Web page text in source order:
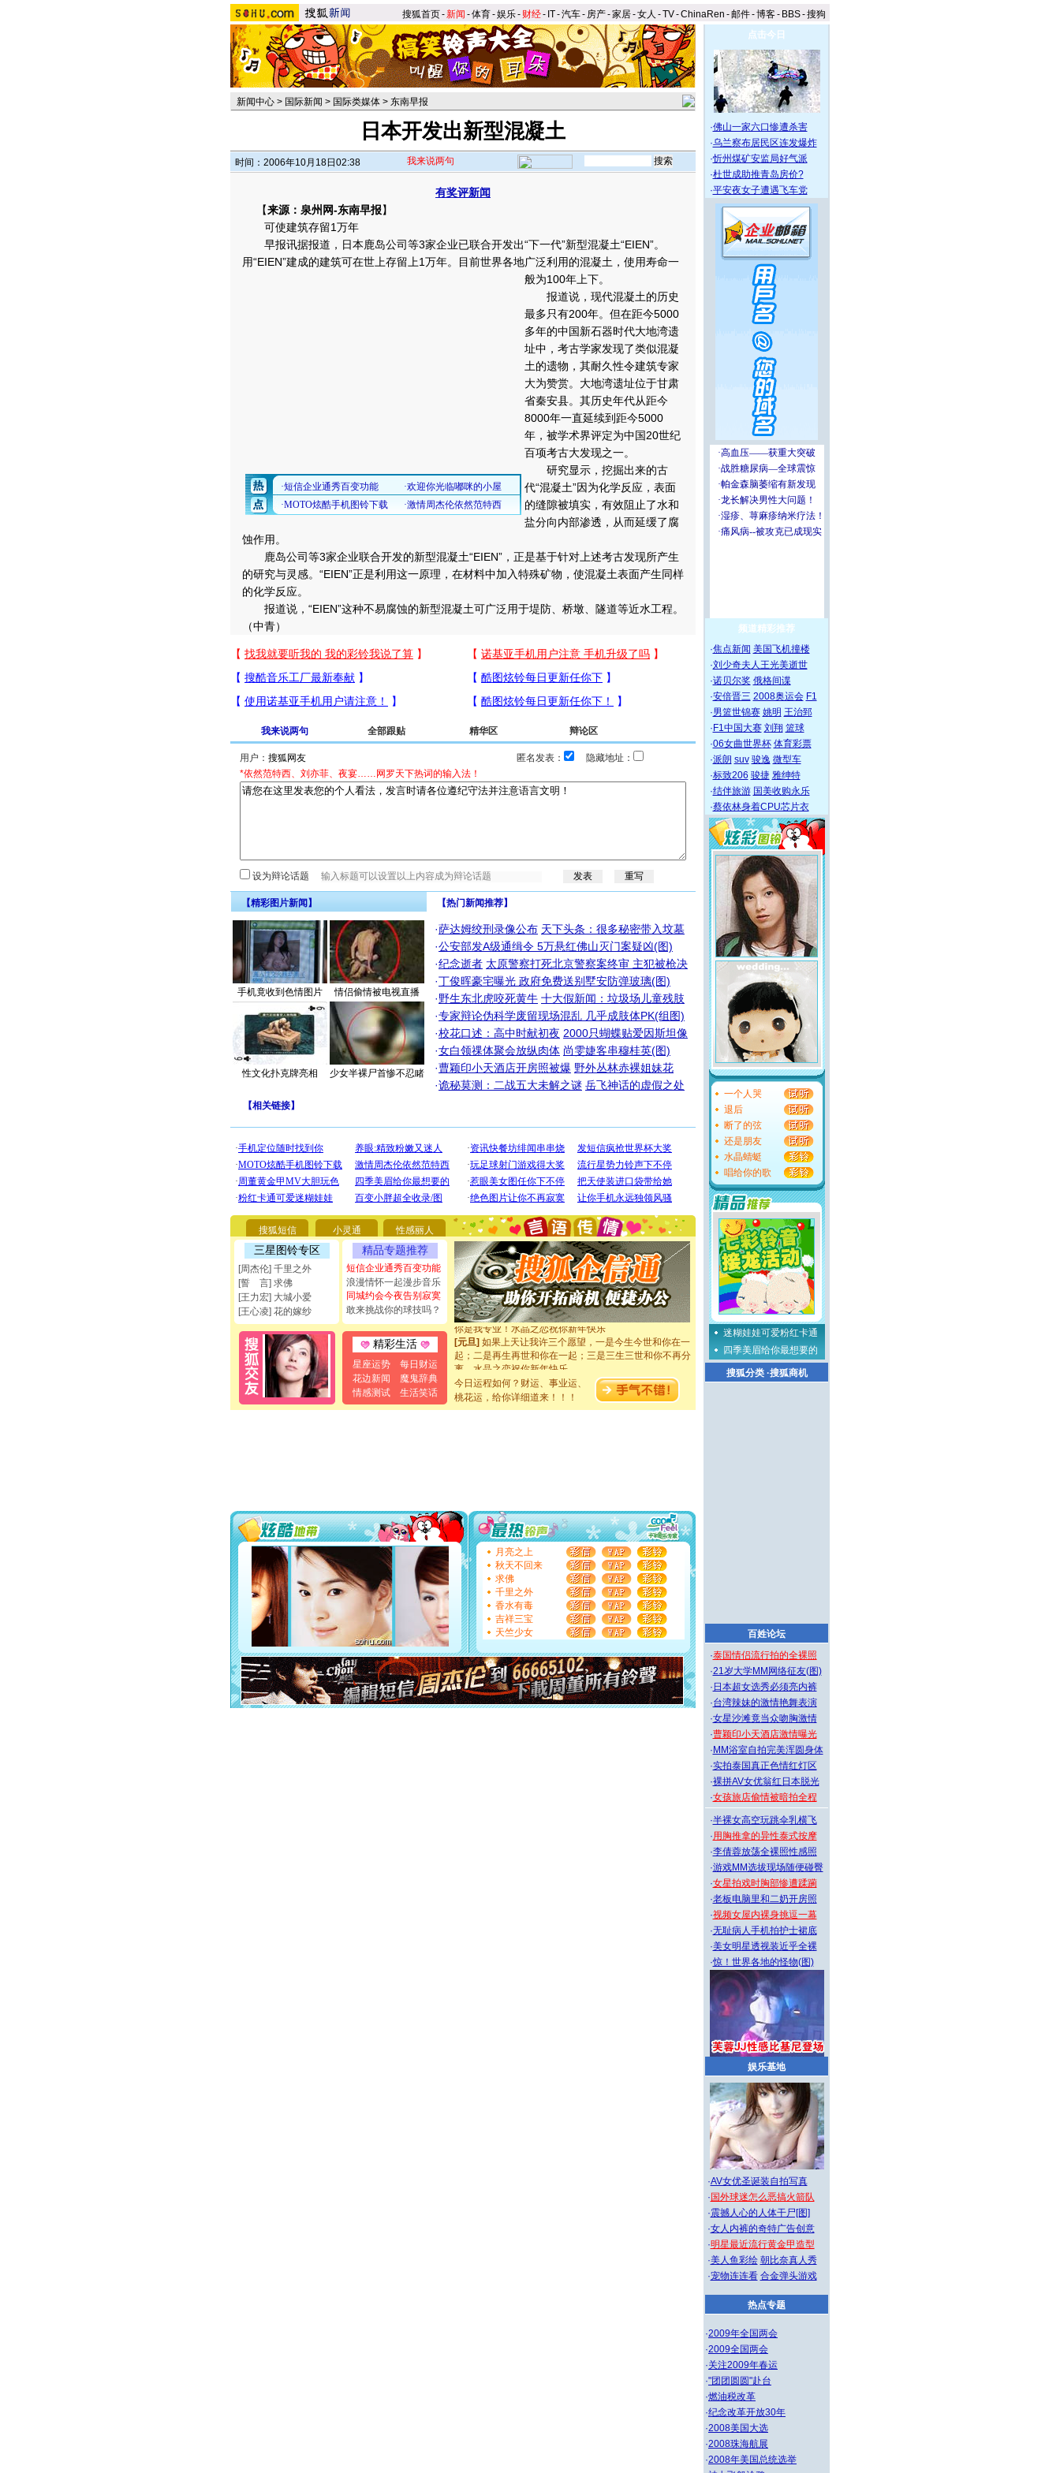
搜狐首页-新闻 -体育-娱乐- 财经- IT-汽车- 房产-家居-女人 -TV-ChinaRen -邮件-博客- BBS-搜狗
新闻中心 > 国际新闻 > 国际类媒体 > 东南早报
日本开发出新型混凝土
时间：2006年10月18日02:38 我来说两句
有奖评新闻
【来源：泉州网-东南早报】
可使建筑存留1万年
早报讯据报道，日本鹿岛公司等3家企业已联合开发出“下一代”新型混凝土“EIEN”。
用“EIEN”建成的建筑可在世上存留上1万年。目前世界各地广泛利用的混凝土，使用寿命一
般为100年上下。
报道说，现代混凝土的历史
最多只有200年。但在距今5000
多年的中国新石器时代大地湾遗
址中，考古学家发现了类似混凝
土的遗物，其耐久性令建筑专家
大为赞赏。大地湾遗址位于甘肃
省秦安县。其历史年代从距今
8000年一直延续到距今5000
年，被学术界评定为中国20世纪
百项考古大发现之一。
研究显示，挖掘出来的古
代“混凝土”因为化学反应，表面
的缝隙被填实，有效阻止了水和
盐分向内部渗透，从而延缓了腐
蚀作用。
鹿岛公司等3家企业联合开发的新型混凝土“EIEN”，正是基于针对上述考古发现所产生
的研究与灵感。“EIEN”正是利用这一原理，在材料中加入特殊矿物，使混凝土表面产生同样
的化学反应。
报道说，“EIEN”这种不易腐蚀的新型混凝土可广泛用于堤防、桥墩、隧道等近水工程。
（中青）
我来说两句 全部跟贴 精华区 辩论区
用户： 匿名发表：
隐藏地址：
*依然范特西、刘亦菲、夜宴……网罗天下热词的输入法！
设为辩论话题
【精彩图片新闻】
手机竟收到色情图片 情侣偷情被电视直播
性文化扑克牌亮相 少女半裸尸首惨不忍睹
【热门新闻推荐】
·萨达姆绞刑录像公布 天下头条：很多秘密带入坟墓
·公安部发A级通缉令 5万悬红佛山灭门案疑凶(图)
·纪念逝者 太原警察打死北京警察案终审 主犯被枪决
·丁俊晖豪宅曝光 政府免费送别墅安防弹玻璃(图)
·野生东北虎咬死黄牛 十大假新闻：垃圾场儿童残肢
·专家辩论伪科学废留现场混乱 几乎成肢体PK(组图)
·校花口述：高中时献初夜 2000只蝴蝶贴爱因斯坦像
·女白领祼体聚会放纵肉体 尚雯婕客串穆桂英(图)
·曹颖印小天酒店开房照被爆 野外丛林赤裸姐妹花
·诡秘莫测：二战五大未解之谜 岳飞神话的虚假之处
【相关链接】
搜狐短信 小灵通 性感丽人
三星图铃专区
[周杰伦] 千里之外
[誓 言] 求佛
[王力宏] 大城小爱
[王心凌] 花的嫁纱
精品专题推荐
短信企业通秀百变功能
浪漫情怀一起漫步音乐
同城约会今夜告别寂寞
敢来挑战你的球技吗？
精彩生活
星座运势
每日财运
花边新闻
魔鬼辞典
情感测试
生活笑话
[圣诞节]圣诞节到了，想想没什么送给你的，又不打算给
你太多，只有给你五千万：千万快乐！千万要健康！千万
要平安！千万要知足！千万不要忘记我！
[圣诞节]不只这样的日子才会想起你,而是这样的日子才
能正大光明地骚扰你,告诉你,圣诞要快乐!新年要快乐!天天
都要快乐噢!
[圣诞节]奉上一颗祝福的心,在这个特别的日子里,愿幸福,
如意,快乐,鲜花,一切美好的祝愿与你同在.圣诞快乐!
[元旦]看到你我会触电；看不到你我要充电；没有你我会
断电。爱你是我职业，想你是我事业，抱你是我特长，吻
你是我专业！水晶之恋祝你新年快乐
[元旦]如果上天让我许三个愿望，一是今生今世和你在一
起；二是再生再世和你在一起；三是三生三世和你不再分
离。水晶之恋祝你新年快乐
当我狠下心扭头离去那一刻，你在我身后无助地哭
泣，这痛楚让我明白我多么爱你。我转身抱住你：这猪不
卖了。水晶之恋祝你新年快乐。
你太多，只有给你五千万：千万快乐！千万要健康！千万
要平安！千万要知足！千万不要忘记我！
[圣诞节]不只这样的日子才会想起你,而是这样的日子才
能正大光明地骚扰你,告诉你,圣诞要快乐!新年要快乐!天天
都要快乐噢!
[圣诞节]奉上一颗祝福的心,在这个特别的日子里,愿幸福,
如意,快乐,鲜花,一切美好的祝愿与你同在.圣诞快乐!
[元旦]
看到你我会触电；看不到你我要充电；没有你我会
断电。爱你是我职业，想你是我事业，抱你是我特长，吻
你是我专业！水晶之恋祝你新年快乐
[元旦] 如果上天让我许三个愿望，一是今生今世和你在一
起；二是再生再世和你在一起；三是三生三世和你不再分
离。水晶之恋祝你新年快乐
[元旦]当我狠下心扭头离去那一刻，你在我身后无助地哭
泣，这痛楚让我明白我多么爱你。我转身抱住你：这猪不
卖了。水晶之恋祝你新年快乐。
今日运程如何？财运、事业运、
桃花运，给你详细道来！！！
月亮之上
秋天不回来
求佛
千里之外
香水有毒
吉祥三宝
天竺少女
点击今日
·佛山一家六口惨遭杀害
·乌兰察布居民区连发爆炸
·忻州煤矿安监局好气派
·杜世成助推青岛房价?
·平安夜女子遭遇飞车党
频道精彩推荐
·焦点新闻 美国飞机撞楼
·刘少奇夫人王光美逝世
·诺贝尔奖 俄格间谍
·安倍晋三 2008奥运会 F1
·男篮世锦赛 姚明 王治郅
· F1中国大赛 刘翔 篮球
·06女曲世界杯 体育彩票
·派朗 suv 骏逸 微型车
·标致206 骏捷 雅绅特
·结伴旅游 国美收购永乐
·蔡依林身着CPU芯片衣
一个人哭
退后
断了的弦
还是朋友
水晶蜻蜓
唱给你的歌
迷糊娃娃可爱粉红卡通
四季美眉给你最想要的
搜狐分类·搜狐商机
百姓论坛
·泰国情侣流行拍的全裸照
·21岁大学MM网络征友(图)
· 日本超女选秀必须亮内裤
·台湾辣妹的激情艳舞表演
·女星沙滩竟当众吻胸激情
·曹颖印小天酒店激情曝光
· MM浴室自拍完美浑圆身体
·实拍泰国真正色情红灯区
·裸拼AV女优翁红日本脱光
·女孩旅店偷情被暗拍全程
·半裸女高空玩跳伞乳横飞
·用胸推拿的异性泰式按摩
·李倩蓉放荡全裸照性感照
·游戏MM选拔现场随便碰臀
·女星拍戏时胸部惨遭蹂躏
·老板电脑里和二奶开房照
·视频女屋内裸身挑逗一幕
·无耻病人手机拍护士裙底
·美女明星透视装近乎全裸
·惊！世界各地的怪物(图)
娱乐基地
·AV女优圣诞装自拍写真
· 国外球迷怎么恶搞火箭队
·震撼人心的人体干尸[图]
·女人内裤的奇特广告创意
·明星最近流行黄金甲造型
·美人鱼彩绘 朝比奈真人秀
·宠物连连看 合金弹头游戏
热点专题
·2009年全国两会
·2009全国两会
·关注2009年春运
·"团团圆圆"赴台
·燃油税改革
·纪念改革开放30年
·2008美国大选
·2008珠海航展
·2008年美国总统选举